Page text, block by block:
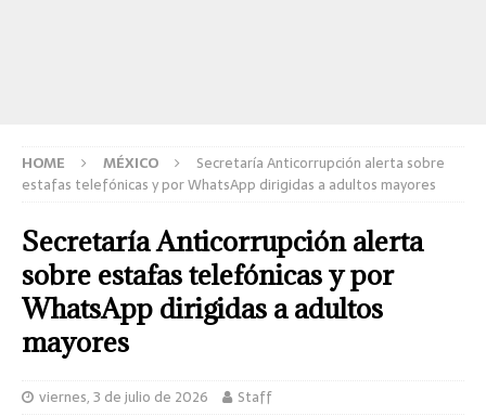
HOME MÉXICO
Secretaría Anticorrupción alerta sobre
estafas telefónicas y por WhatsApp dirigidas a adultos mayores
Secretaría Anticorrupción alerta
sobre estafas telefónicas y por
WhatsApp dirigidas a adultos
mayores
viernes, 3 de julio de 2026 Staff